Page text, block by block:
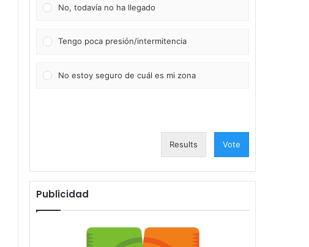
No, todavía no ha llegado
Tengo poca presión/intermitencia
No estoy seguro de cuál es mi zona
Results Vote
Publicidad